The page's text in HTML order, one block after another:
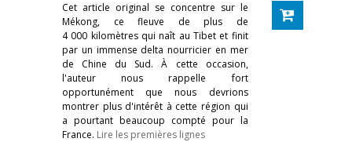
Cet article original se concentre sur le
Mékong, ce fleuve de plus de
4 000 kilomètres qui naît au Tibet et finit
par un immense delta nourricier en mer
de Chine du Sud. À cette occasion,
l'auteur nous rappelle fort
opportunément que nous devrions
montrer plus d'intérêt à cette région qui
a pourtant beaucoup compté pour la
France. Lire les premières lignes